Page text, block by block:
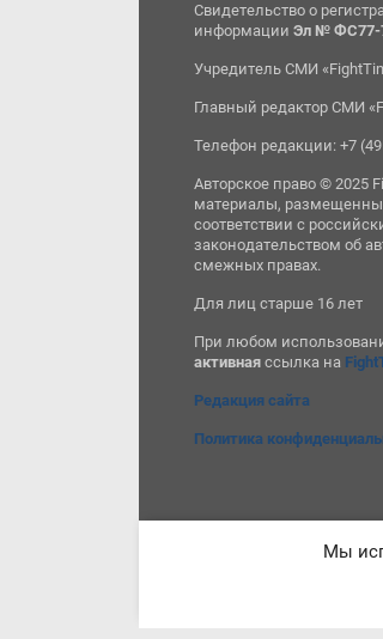
Свидетельство о
информацииЭл № ФС77-
Учредитель СМИ
Главный редактор СМИ
Телефон редакции: +7
Авторское право © 2025
материалы,
соответствии с
законодательством об
смежных правах.
Для лиц старше 16 лет
При любом
активная ссылка на
Редакция сайта
Политика
Мы